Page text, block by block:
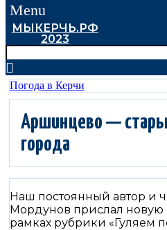
Menu
МЫКЕРЧЬ.РФ
2023
Погода в Керчи
Аршинцево —
города
Наш постоянный автор и
Мордунов прислал
рамках рубрики «Гуляем